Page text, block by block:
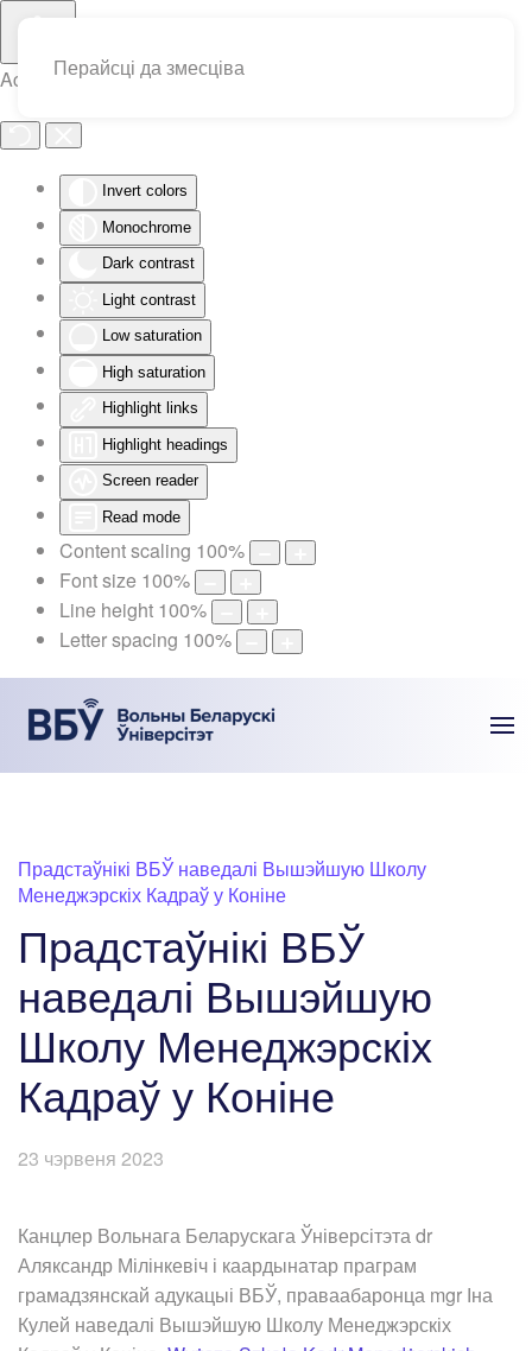
Accessibility Tools
Invert colors
Monochrome
Dark contrast
Light contrast
Low saturation
High saturation
Highlight links
Highlight headings
Screen reader
Read mode
Content scaling 100%
Font size 100%
Line height 100%
Letter spacing 100%
Перайсці да змесціва
Прадстаўнікі ВБЎ наведалі Вышэйшую Школу
Менеджэрскіх Кадраў у Коніне
Прадстаўнікі ВБЎ
наведалі Вышэйшую
Школу Менеджэрскіх
Кадраў у Коніне
23 чэрвеня 2023
Канцлер Вольнага Беларускага Ўніверсітэта dr
Аляксандр Мілінкевіч і каардынатар праграм
грамадзянскай адукацыі ВБЎ, праваабаронца mgr Іна
Кулей наведалі Вышэйшую Школу Менеджэрскіх